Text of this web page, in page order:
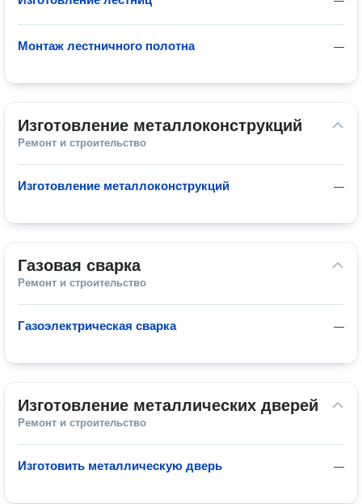
—
Монтаж лестничного полотна
Изготовление металлоконструкций
Ремонт и строительство
—
Изготовление металлоконструкций
Газовая сварка
Ремонт и строительство
—
Газоэлектрическая сварка
Изготовление металлических дверей
Ремонт и строительство
—
Изготовить металлическую дверь